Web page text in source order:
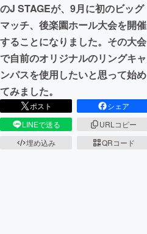
のJ STAGEが、9月に初のビッグ
マッチ、後楽園ホール大会を開催
することになりました。その大会
で自前のオリジナルのリングキャ
ンパスを使用したいと思って始め
てみました。
ポスト
シェア
LINEで送る
URLコピー
埋め込み
QRコード